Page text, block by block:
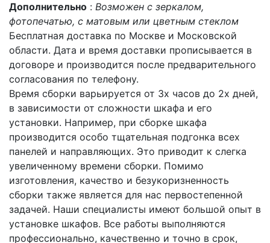
Дополнительно : Возможен с зеркалом,
фотопечатью, с матовым или цветным стеклом
Бесплатная доставка по Москве и Московской
области. Дата и время доставки прописывается в
договоре и производится после предварительного
согласования по телефону.
Время сборки варьируется от 3х часов до 2х дней,
в зависимости от сложности шкафа и его
установки. Например, при сборке шкафа
производится особо тщательная подгонка всех
панелей и направляющих. Это приводит к слегка
увеличенному времени сборки. Помимо
изготовления, качество и безукоризненность
сборки также является для нас первостепенной
задачей. Наши специалисты имеют большой опыт в
установке шкафов. Все работы выполняются
профессионально, качественно и точно в срок,